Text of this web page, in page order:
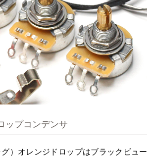
ップコンデンサ
）オレンジドロップはブラックビュー